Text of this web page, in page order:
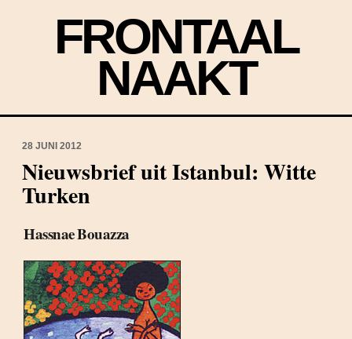
FRONTAAL
NAAKT
28 JUNI 2012
Nieuwsbrief uit Istanbul: Witte
Turken
Hassnae Bouazza